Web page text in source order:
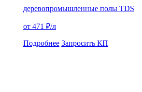
деревопромышленные полы TDS
от 471 ₽/л
Подробнее Запросить КП